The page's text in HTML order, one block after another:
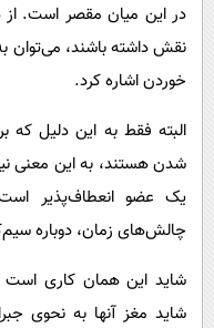
در این میان مقصر است. از
نقش داشته باشند، می‌توان
خوردن اشاره کرد.
البته فقط به این دلیل
شدن هستند، به این معنی
یک عضو انعطاف‌پذیر است
چالش‌های زمان، دوباره
شاید این همان کاری است
شاید مغز آنها به نحوی